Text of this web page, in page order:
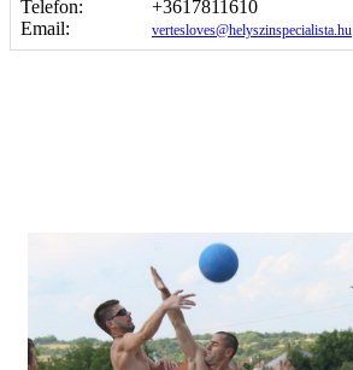
Telefon:
+3617811610
Email:
vertesloves@helyszinspecialista.hu